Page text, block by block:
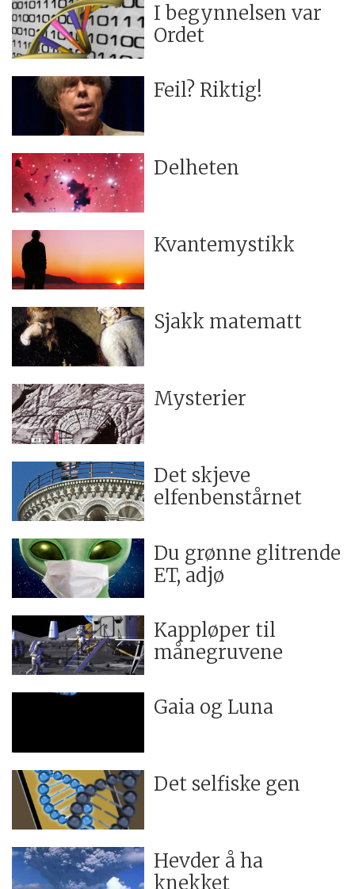
I begynnelsen var
Ordet
Feil? Riktig!
Delheten
Kvantemystikk
Sjakk matematt
Mysterier
Det skjeve
elfenbenstårnet
Du grønne glitrende
ET, adjø
Kappløper til
månegruvene
Gaia og Luna
Det selfiske gen
Hevder å ha
knekket